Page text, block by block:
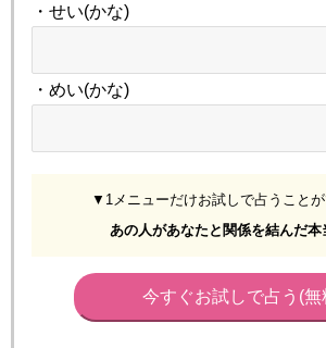
・せい(かな)
・めい(かな)
▼1メニューだけお試しで占うこと
あの人があなたと関係を結んだ本
今すぐお試しで占う(無